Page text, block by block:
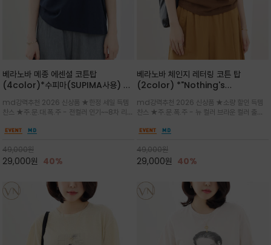
베라노바 메종 에센셜 코튼탑
(4color)*수피마(SUPIMA사용) 레
는 레터링 티셔츠
md강력추천 2026 신상품 ★한정 세일 득템
찬스 ★주.문.대.폭.주 - 전컬러 인기~~8차 리오
픽이나 컬러 조합을 통해 'Essential'한 무드를
좋은 컬러웨이와 디자인입니다^^
49,000원
29,000원 40%
베라노바 체인지 레터링 코튼 탑
(2color) *"Nothing's
도 일어나지않는것/감각적인 레터링 프
린팅이 돋보이는 베라노바 티셔츠
md강력추천 2026 신상품 ★소량 할인 득템
찬스 ★주.문.폭.주 - 뉴 컬러 브라운 컬러 출시~
무드를 만들고 기본 베이스의 컬러감이라 출근시
럽고 유연한 코튼 소재로 편안
49,000원
29,000원 40%